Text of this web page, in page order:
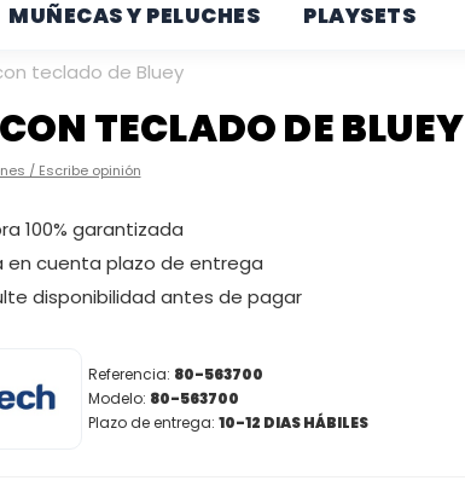
MUÑECAS Y PELUCHES PLAYSETS
teclado de Bluey
TECLADO DE BLUEY
/ Escribe opinión
100% garantizada
en cuenta plazo de entrega
disponibilidad antes de pagar
Referencia: 80-563700
Modelo: 80-563700
Plazo de entrega: 10-12 DIAS HÁBILES